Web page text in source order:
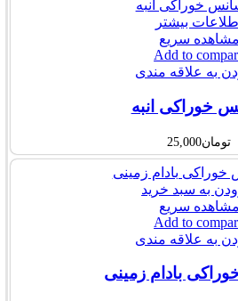
اطلاعات بیشتر
مشاهده سریع
Add to
به علاقه مندی
خوراکی انبه
تومان25,000
به سبد خرید
مشاهده سریع
Add to
به علاقه مندی
بادام زمینی